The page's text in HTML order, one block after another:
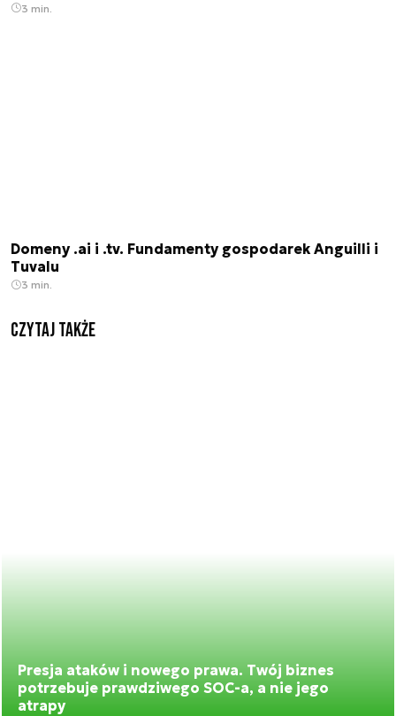
3 min.
Domeny .ai i .tv. Fundamenty gospodarek Anguilli i
Tuvalu
3 min.
Czytaj także
Presja ataków i nowego prawa. Twój biznes
potrzebuje prawdziwego SOC-a, a nie jego
atrapy